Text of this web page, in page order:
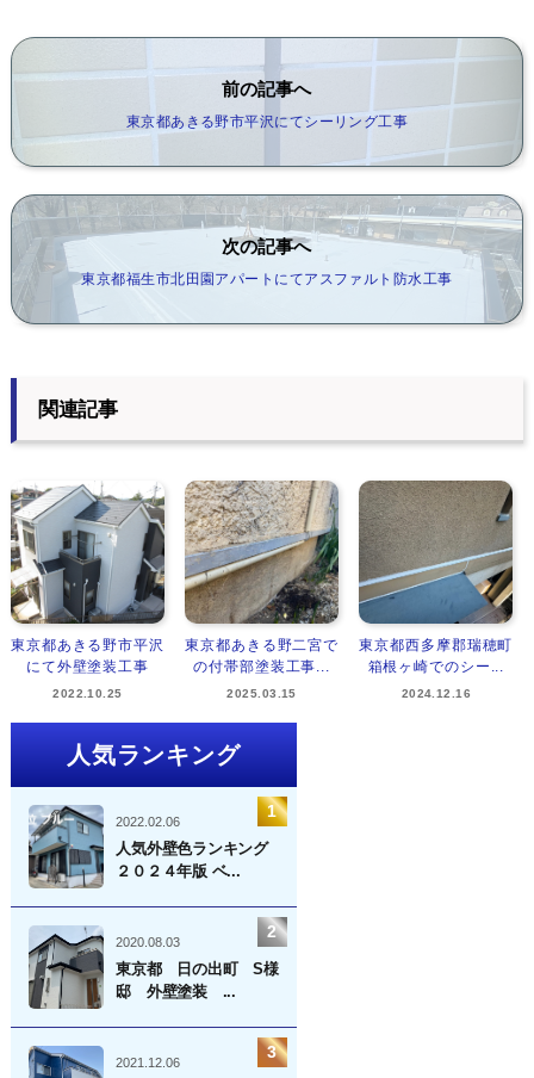
前の記事へ
東京都あきる野市平沢にてシーリング工事
次の記事へ
東京都福生市北田園アパートにてアスファルト防水工事
関連記事
東京都あきる野市平沢
にて外壁塗装工事
2022.10.25
東京都あきる野二宮で
の付帯部塗装工事...
2025.03.15
東京都西多摩郡瑞穂町
箱根ヶ崎でのシー...
2024.12.16
人気ランキング
2022.02.06
人気外壁色ランキング
２０２４年版 ベ...
2020.08.03
東京都 日の出町 S様
邸 外壁塗装 ...
2021.12.06